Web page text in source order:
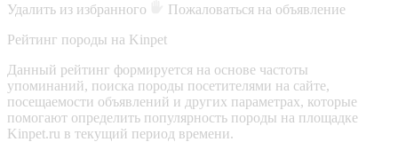
Удалить из избранного
Пожаловаться на объявление
Рейтинг породы на Kinpet
Данный рейтинг формируется на основе частоты
упоминаний, поиска породы посетителями на сайте,
посещаемости объявлений и других параметрах, которые
помогают определить популярность породы на площадке
Kinpet.ru в текущий период времени.